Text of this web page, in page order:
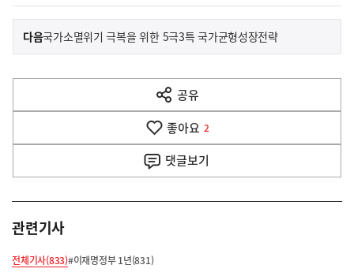
이
전
다
음
다음기
국가소멸위기 극복을 위한 5극3특 국가균형성장전략
공유
열
기
좋아요 2
댓글보기
관련기사
전체기사(833)#이재명정부 1년(831)